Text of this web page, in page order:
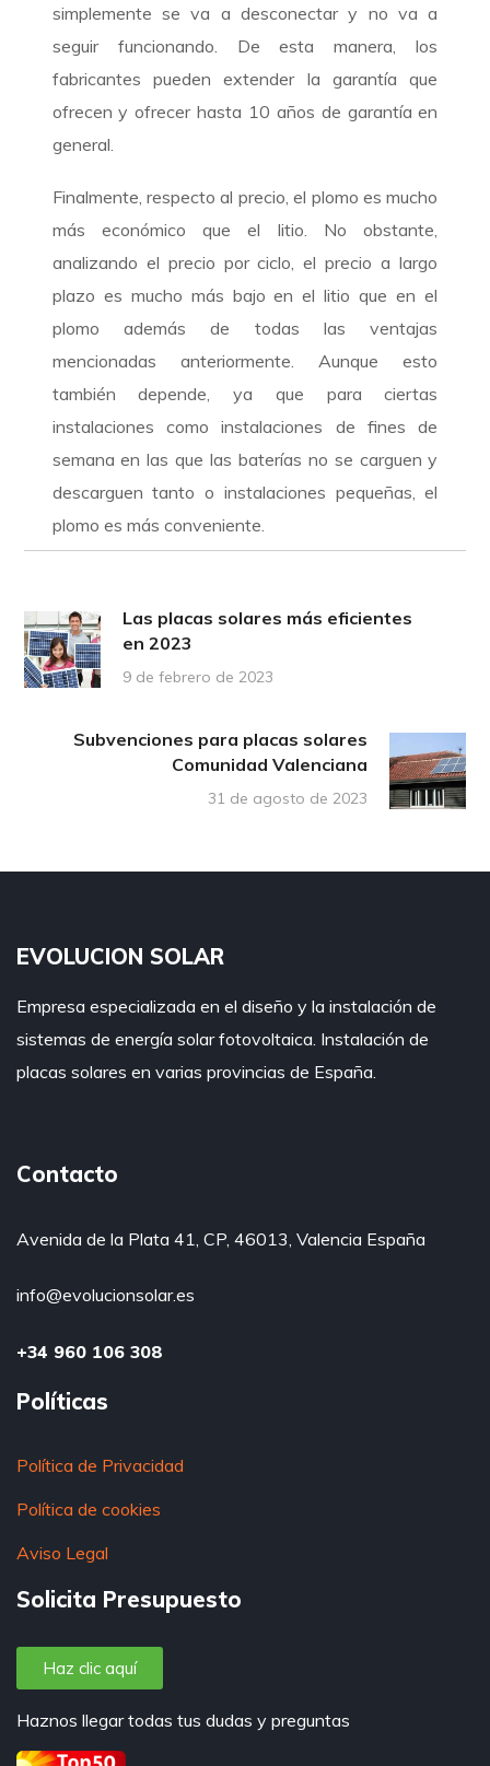
simplemente se va a desconectar y no va a
seguir funcionando. De esta manera, los
fabricantes pueden extender la garantía que
ofrecen y ofrecer hasta 10 años de garantía en
general.
Finalmente, respecto al precio, el plomo es mucho
más económico que el litio. No obstante,
analizando el precio por ciclo, el precio a largo
plazo es mucho más bajo en el litio que en el
plomo además de todas las ventajas
mencionadas anteriormente. Aunque esto
también depende, ya que para ciertas
instalaciones como instalaciones de fines de
semana en las que las baterías no se carguen y
descarguen tanto o instalaciones pequeñas, el
plomo es más conveniente.
Las placas solares más eficientes
en 2023
9 de febrero de 2023
Subvenciones para placas solares
Comunidad Valenciana
31 de agosto de 2023
EVOLUCION SOLAR
Empresa especializada en el diseño y la instalación de
sistemas de energía solar fotovoltaica. Instalación de
placas solares en varias provincias de España.
Contacto
Avenida de la Plata 41, CP, 46013, Valencia España
info@evolucionsolar.es
+34 960 106 308
Políticas
Política de Privacidad
Política de cookies
Aviso Legal
Solicita Presupuesto
Haz clic aquí
Haznos llegar todas tus dudas y preguntas